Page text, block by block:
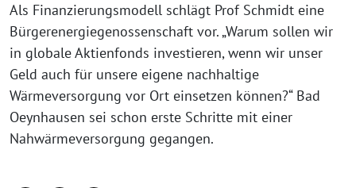
Als Finanzierungsmodell schlägt Prof Schmidt eine
Bürgerenergiegenossenschaft vor. „Warum sollen wir
in globale Aktienfonds investieren, wenn wir unser
Geld auch für unsere eigene nachhaltige
Wärmeversorgung vor Ort einsetzen können?“ Bad
Oeynhausen sei schon erste Schritte mit einer
Nahwärmeversorgung gegangen.